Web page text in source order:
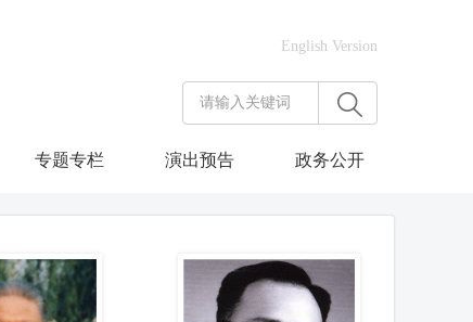
English Version
专题专栏 演出预告 政务公开